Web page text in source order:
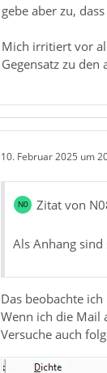
gebe aber zu,
Mich irritiert vor
Gegensatz zu den
10. Februar 2025 um
Zitat von
Als Anhang
Das beobachte
Wenn ich die Mail
Versuche auch